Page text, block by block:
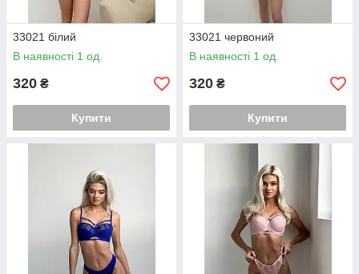
33021 білий
В наявності 1 од.
320 ₴
Купити
33021 червоний
В наявності 1 од.
320 ₴
Купити